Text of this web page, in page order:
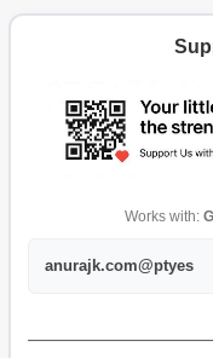
Works with:
anurajk.com@ptyes